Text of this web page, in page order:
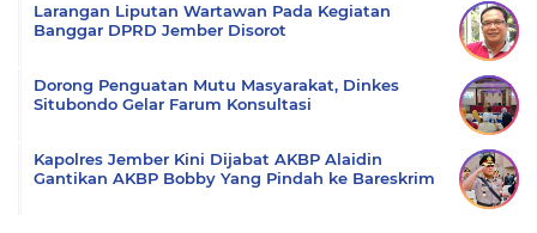
Larangan Liputan Wartawan Pada Kegiatan
Banggar DPRD Jember Disorot
Dorong Penguatan Mutu Masyarakat, Dinkes
Situbondo Gelar Farum Konsultasi
Kapolres Jember Kini Dijabat AKBP Alaidin
Gantikan AKBP Bobby Yang Pindah ke Bareskrim